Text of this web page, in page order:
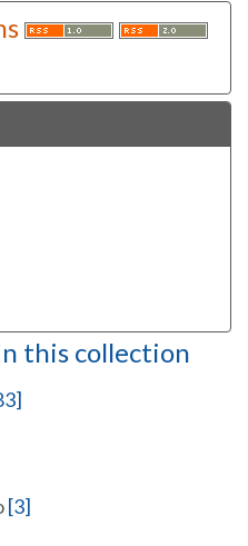
this collection
[3]